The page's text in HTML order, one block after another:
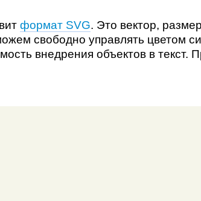
формат SVG. Это вектор,
свободно управлять цветом
внедрения объектов в текст.